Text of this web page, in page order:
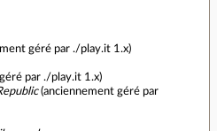
géré par ./play.it 1.x)
par ./play.it 1.x)
(anciennement géré par